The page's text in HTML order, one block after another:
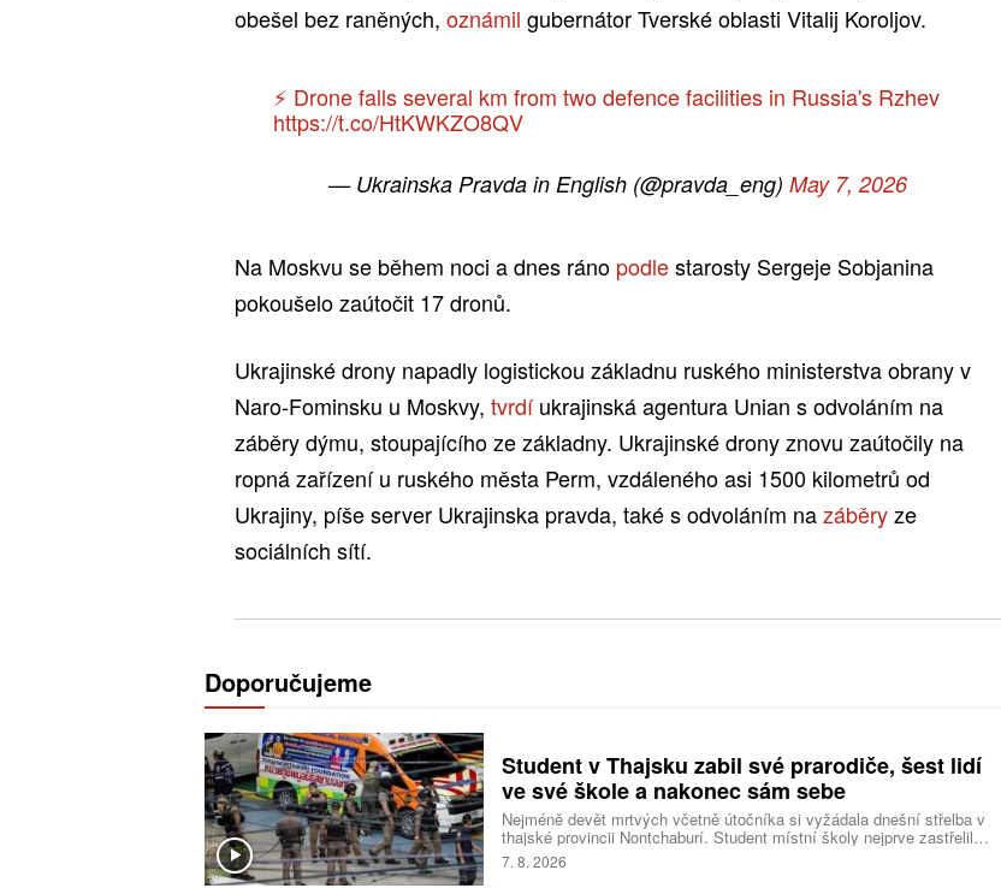
obešel bez raněných, oznámil gubernátor Tverské oblasti Vitalij Koroljov.
⚡️ Drone falls several km from two defence facilities in Russia's Rzhev
https://t.co/HtKWKZO8QV
— Ukrainska Pravda in English (@pravda_eng)May 7, 2026
Na Moskvu se během noci a dnes ráno podlestarosty Sergeje Sobjanina
pokoušelo zaútočit 17 dronů.
Ukrajinské drony napadly logistickou základnu ruského ministerstva obrany v
Naro-Fominsku u Moskvy, tvrdíukrajinská agentura Unian s odvoláním na
záběry dýmu, stoupajícího ze základny. Ukrajinské drony znovu zaútočily na
ropná zařízení u ruského města Perm, vzdáleného asi 1500 kilometrů od
Ukrajiny, píše server Ukrajinska pravda, také s odvoláním nazáběryze
sociálních sítí.
Doporučujeme
Student v Thajsku zabil své prarodiče, šest lidí
ve své škole a nakonec sám sebe
Nejméně devět mrtvých včetně útočníka si vyžádala dnešní střelba v
thajské provincii Nontchaburí. Student místní školy nejprve zastřelil
pistolí svého dědečka oba prarodiče a pak se vydal do školy, kde zabil
tři učitele a tři žáky, dalších 15 lidí zranil a nakonec spáchal
7. 8. 2026